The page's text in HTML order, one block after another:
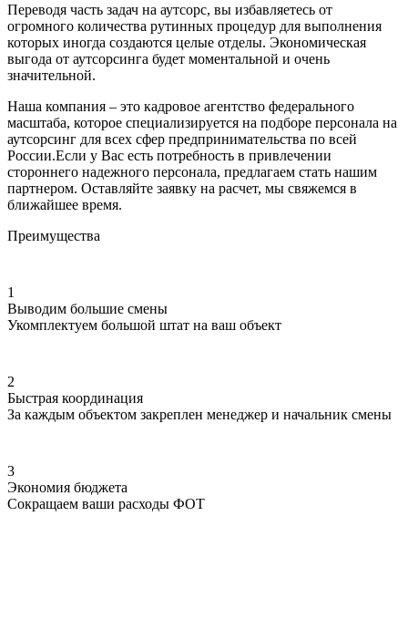
Переводя часть задач на аутсорс, вы избавляетесь от
огромного количества рутинных процедур для выполнения
которых иногда создаются целые отделы. Экономическая
выгода от аутсорсинга будет моментальной и очень
значительной.
Наша компания – это кадровое агентство федерального
масштаба, которое специализируется на подборе персонала на
аутсорсинг для всех сфер предпринимательства по всей
России.Если у Вас есть потребность в привлечении
стороннего надежного персонала, предлагаем стать нашим
партнером. Оставляйте заявку на расчет, мы свяжемся в
ближайшее время.
Преимущества
1
Выводим большие смены
Укомплектуем большой штат на ваш объект
2
Быстрая координация
За каждым объектом закреплен менеджер и начальник смены
3
Экономия бюджета
Сокращаем ваши расходы ФОТ